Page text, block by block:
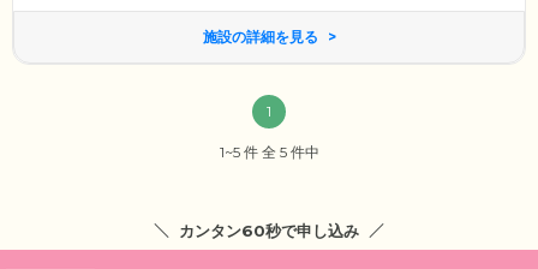
施設の詳細を見る
1
1~5 件 全 5 件中
カンタン60秒で申し込み